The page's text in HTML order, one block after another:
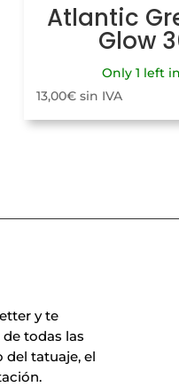
Atlantic
Glow
Only 1 left
13,00€ sin IVA
y te
todas las
del tatuaje, el